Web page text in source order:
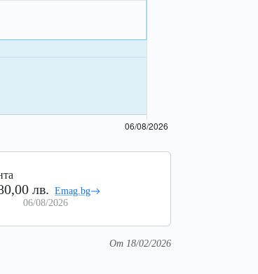
лв.
Emag.bg
06/08/2026
От 18/02/2026